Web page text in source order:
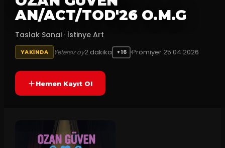
AN/ACT/TOD'26 O.M.G
Taslak Sanai · İstinye Art
YAKINDA Yetersiz oy2 dakika +16 Prömiyer 25.04.2026
Hemen Kayıt Ol